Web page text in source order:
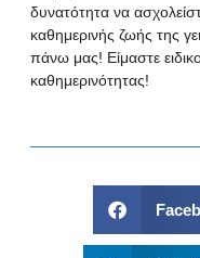
δυνατότητα να
καθημερινής ζωής της
πάνω μας! Είμαστε
καθημερινότητας!